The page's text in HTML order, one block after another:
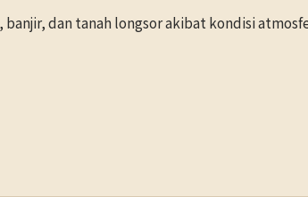
dan tanah longsor akibat kondisi